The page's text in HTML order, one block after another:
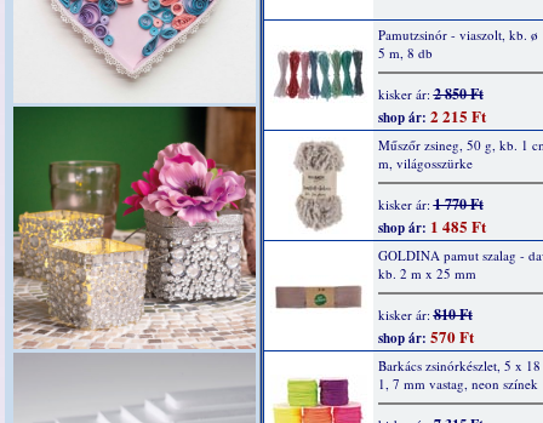
Pamutzsinór - viaszolt, kb. ø
5 m, 8 db
kisker ár:2 850 Ft
shop ár: 2 215 Ft
Műszőr zsineg, 50 g, kb. 1
m, világosszürke
kisker ár:1 770 Ft
shop ár: 1 485 Ft
GOLDINA pamut szalag -
kb. 2 m x 25 mm
kisker ár:810 Ft
shop ár: 570 Ft
Barkács zsinórkészlet, 5 x
1, 7 mm vastag, neon színek